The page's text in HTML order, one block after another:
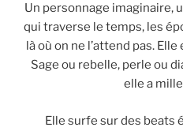
Un personnage imaginaire,
qui traverse le temps, les
là où on ne l’attend pas. Elle
Sage ou rebelle, perle ou
elle a
Elle surfe sur des